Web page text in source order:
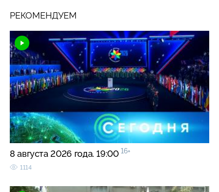
РЕКОМЕНДУЕМ
8 августа 2026 года. 19:00 16+
1114